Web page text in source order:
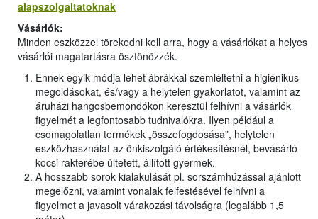
alapszolgaltatoknak
Vásárlók:
Minden eszközzel törekedni kell arra, hogy a vásárlókat a helyes
vásárlói magatartásra ösztönözzék.
Ennek egyik módja lehet ábrákkal szemléltetni a higiénikus
megoldásokat, és/vagy a helytelen gyakorlatot, valamint az
áruházi hangosbemondókon keresztül felhívni a vásárlók
figyelmét a legfontosabb tudnivalókra. Ilyen például a
csomagolatlan termékek „összefogdosása”, helytelen
eszközhasználat az önkiszolgáló értékesítésnél, bevásárló
kocsi rakterébe ültetett, állított gyermek.
A hosszabb sorok kialakulását pl. sorszámhúzással ajánlott
megelőzni, valamint vonalak felfestésével felhívni a
figyelmet a javasolt várakozási távolságra (legalább 1,5